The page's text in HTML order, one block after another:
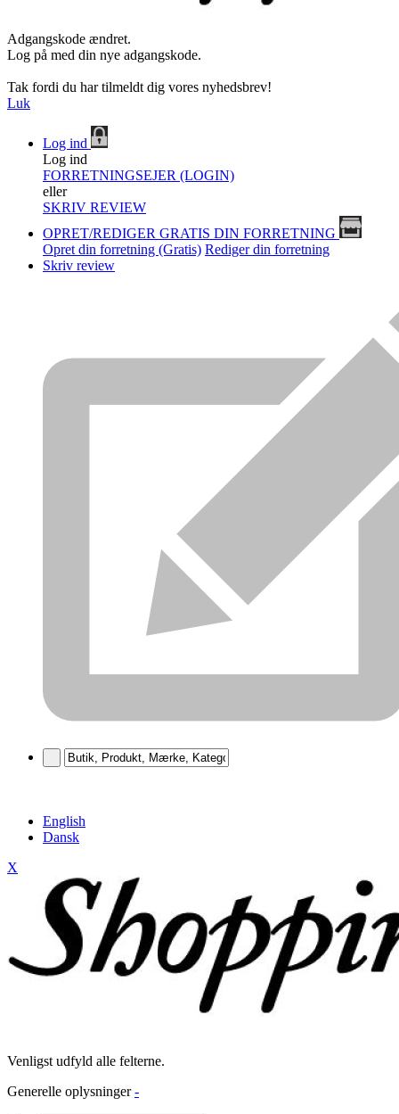
Adgangskode ændret.
Log på med din nye adgangskode.
Tak fordi du har tilmeldt dig vores nyhedsbrev!
Luk
Log ind
Log ind
FORRETNINGSEJER (LOGIN)
eller
SKRIV REVIEW
OPRET/REDIGER GRATIS DIN FORRETNING
Opret din forretning (Gratis) Rediger din forretning
Skriv review
English
Dansk
X
Venligst udfyld alle felterne.
Generelle oplysninger -